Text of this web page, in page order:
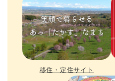
移住・定住サイト